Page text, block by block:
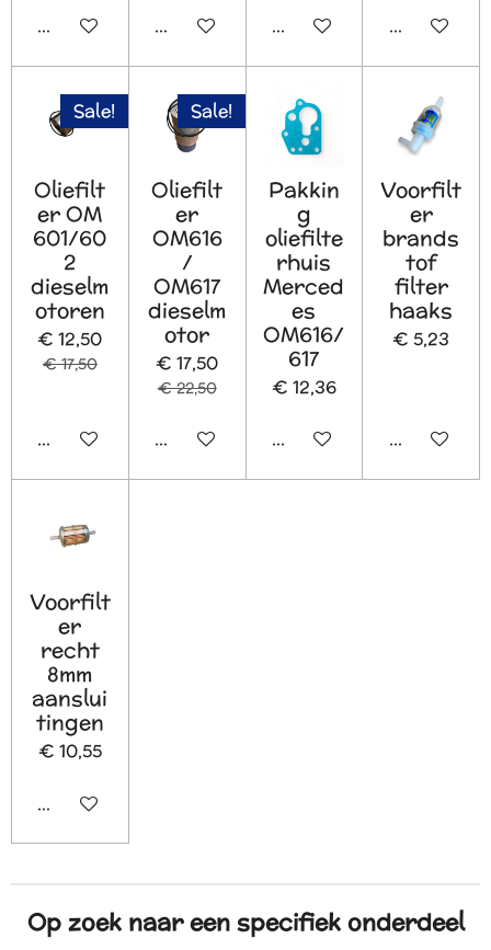
In winkelwagenIn winkelwagenIn winkelwagen
In
Sale!
Oliefilt
er OM
601/60
2
dieselm
otoren
€ 12,50
€ 17,50
In winkelwagen
Sale!
Oliefilt
er
OM616
/
OM617
dieselm
otor
€ 17,50
€ 22,50
In winkelwagen
Pakkin
g
oliefilte
rhuis
Merced
es
OM616/
617
€ 12,36
In winkelwagen
Voorfilt
er
brands
tof
filter
haaks
€ 5,23
In
Voorfilt
er
recht
8mm
aanslui
tingen
€ 10,55
In winkelwagen
Op zoek naar een specifiek onderdeel